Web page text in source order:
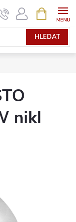
HLEDAT
NÁKUPNÍ
KOŠÍK
nikl